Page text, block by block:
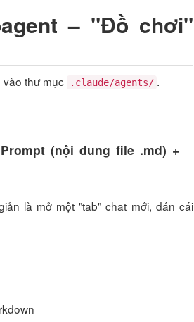
– "Đồ chơi"
thư mục .claude/agents/ .
(nội dung file .md) +
là mở một "tab" chat mới, dán cái